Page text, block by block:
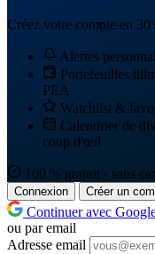
Créez votre compte en 30
Alertes
Portefeuilles
PEA
Watchlist &
Calendrier de
coup d'œil
100 % gratuit · sans
Connexion Créer un
Continuer avec
ou par email
Adresse email